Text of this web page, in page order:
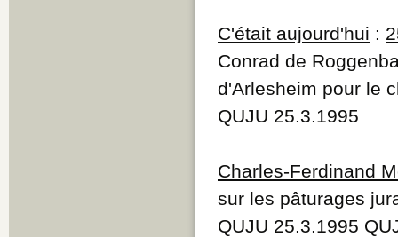
C'était aujourd'hui :
Conrad de
d'Arlesheim pour le
QUJU 25.3.1995
Charles-Ferdinand
sur les pâturages
QUJU 25.3.1995